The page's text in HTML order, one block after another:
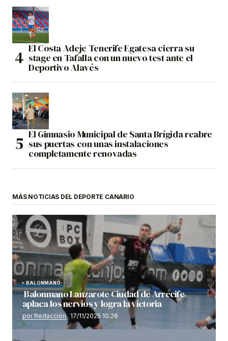
El Costa Adeje Tenerife Egatesa cierra su
stage en Tafalla con un nuevo test ante el
Deportivo Alavés
El Gimnasio Municipal de Santa Brígida reabre
sus puertas con unas instalaciones
completamente renovadas
MÁS NOTICIAS DEL DEPORTE CANARIO
BALONMANO
Balonmano Lanzarote Ciudad de Arrecife
aplaca los nervios y logra la victoria
por Redacción 17/11/2025 10:26